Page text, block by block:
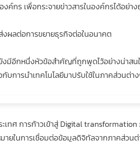
กร เพื่อกระจายข่าวสารในองค์กรได้อย่าง
งผลต่อการขยายธุรกิจต่อในอนาคต
มีอีกหนึ่งหัวข้อสำคัญที่ถูกพูดไว้อย่างน่าส
ารนำเทคโนโลยีมาปรับใช้ในภาคส่วนต่า
เทศ การก้าวเข้าสู่ Digital
ในการเชื่อมต่อข้อมูลดิจิทัลจากภาคส่วนต่